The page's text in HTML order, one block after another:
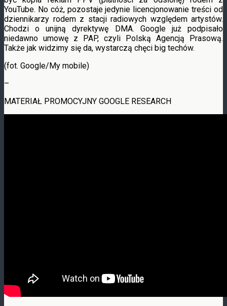
YouTube. No cóż, pozostaje jedynie licencjonowanie treści od
dziennikarzy rodem z stacji radiowych względem artystów.
Chodzi o unijną dyrektywę DMA. Google już podpisało
niedawno umowę z PAP, czyli Polską Agencją Prasową.
Także jak widzimy się da, wystarczą chęci big techów.
(fot. Google/My mobile)
–
MATERIAŁ PROMOCYJNY GOOGLE RESEARCH